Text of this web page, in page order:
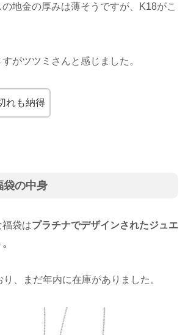
地金の厚みは薄そうですが、K18がこ
がツツミさんと感じました。
れも納得
袋の中身
袋はプラチナでデザインされたジュエ
、まだ年内に在庫がありました。